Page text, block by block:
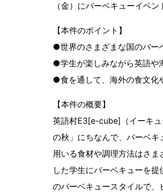
（金）にバーベキューイベン
【本件のポイント】
●世界のさまざまな国のバー
●学生が楽しみながら英語や
●食を通して、海外の食文化
【本件の概要】
英語村E3[e-cube]（イーキ
の秋」にちなんで、バーベ
用いる食材や調理方法はさ
した学生にバーベキューを
のバーベキュースタイルで、